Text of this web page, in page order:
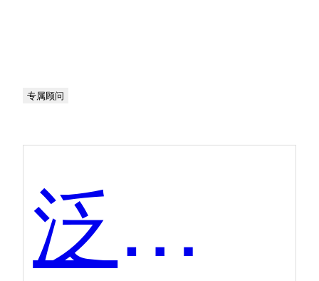
专属顾问
泛微eteams